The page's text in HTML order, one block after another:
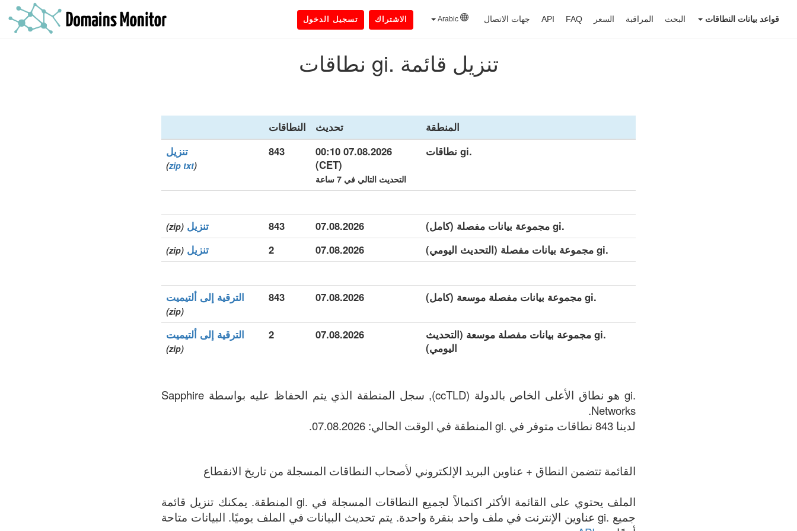
قواعد بيانات النطاقات البحث المراقبة السعر FAQ
API جهات الاتصال الاشتراك تسجيل الدخول
تنزيل قائمة .gi نطاقات
المنطقة تحديث
النطاقات
.gi نطاقات
07.08.2026 00:10
(CET)
التحديث التالي في 7 ساعة
843 تنزيل
(
zip txt
)
.gi مجموعة بيانات مفصلة (كامل) 07.08.2026
843 تنزيل (zip)
.gi مجموعة بيانات مفصلة (التحديث اليومي) 07.08.2026
2 تنزيل (zip)
.gi مجموعة بيانات مفصلة موسعة (كامل) 07.08.2026
843 الترقية إلى ألتيميت
(zip)
.gi مجموعة بيانات مفصلة موسعة (التحديث
اليومي)
07.08.2026
2 الترقية إلى ألتيميت
(zip)
.gi هو نطاق الأعلى الخاص بالدولة (ccTLD), سجل المنطقة الذي يتم الحفاظ عليه بواسطة Sapphire
Networks.
لدينا 843 نطاقات متوفر في .gi المنطقة في الوقت الحالي: 07.08.2026.
القائمة تتضمن النطاق + عناوين البريد الإلكتروني لأصحاب النطاقات المسجلة من تاريخ الانقطاع
الملف يحتوي على القائمة الأكثر اكتمالاً لجميع النطاقات المسجلة في .gi المنطقة. يمكنك تنزيل قائمة
جميع .gi عناوين الإنترنت في ملف واحد بنقرة واحدة. يتم تحديث البيانات في الملف يوميًا. البيانات متاحة